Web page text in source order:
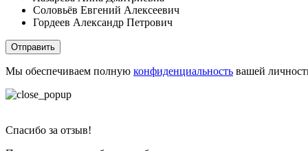
Соловьёв Евгений Алексеевич
Гордеев Александр Петрович
Отправить
Мы обеспечиваем полную конфиденциальность вашей
Спасибо за отзыв!